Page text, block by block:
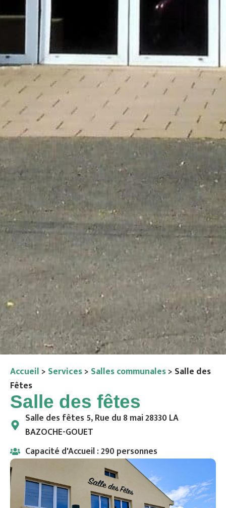
Accueil > Services> Salles communales> Salle des
Fêtes
Salle des fêtes
Salle des fêtes 5, Rue du 8 mai 28330 LA
BAZOCHE-GOUET
Capacité d'Accueil : 290 personnes